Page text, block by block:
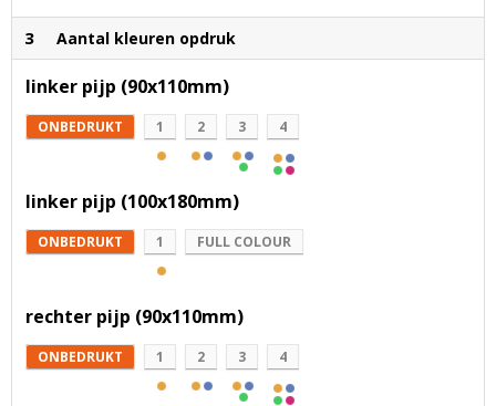
3 Aantal kleuren opdruk
linker pijp (90x110mm)
ONBEDRUKT 1 2 3 4
linker pijp (100x180mm)
ONBEDRUKT 1 FULL COLOUR
rechter pijp (90x110mm)
ONBEDRUKT 1 2 3 4